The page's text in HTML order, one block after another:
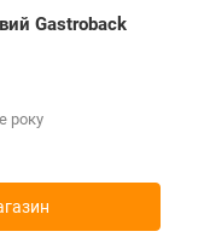
Gastroback
року